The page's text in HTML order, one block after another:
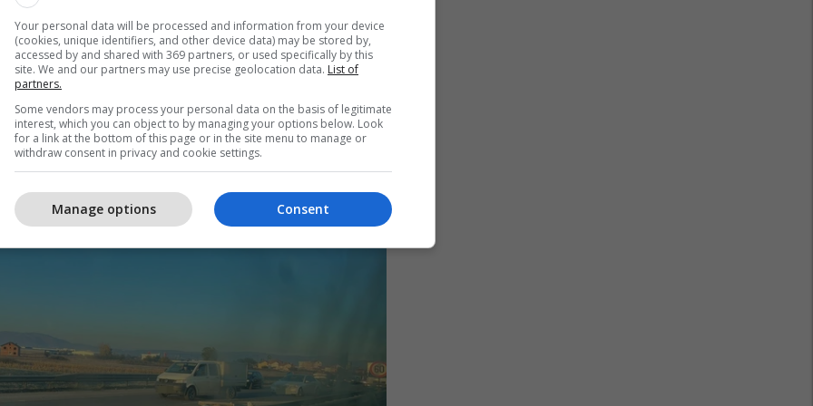
disa vetura.
e këtij aksidenti ka edhe të lënduar.
të marrë informacione shtesë nga ana e
deri më tani nuk janë përgjigjur. /Telegrafi/
Your personal data will be processed and information from your device
(cookies, unique identifiers, and other device data) may be stored by,
accessed by and shared with 369 partners, or used specifically by this
site. We and our partners may use precise geolocation data. List of
partners.
Some vendors may process your personal data on the basis of legitimate
interest, which you can object to by managing your options below. Look
for a link at the bottom of this page or in the site menu to manage or
withdraw consent in privacy and cookie settings.
Consent
Manage options